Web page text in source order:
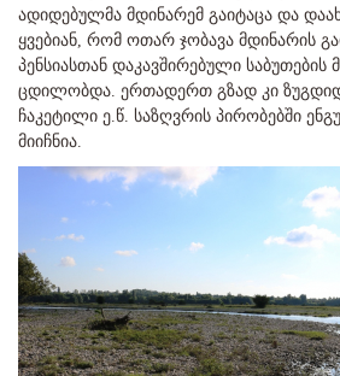
ადიდებულმა მდინარემ გაიტაცა და
ყვებიან, რომ ოთარ ჯობავა მდინარის
პენსიასთან დაკავშირებული
ცდილობდა. ერთადერთ გზად კი
ჩაკეტილი ე.წ. საზღვრის პირობებში
მიიჩნია.